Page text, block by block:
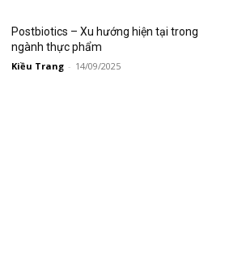
Postbiotics – Xu hướng hiện tại trong
ngành thực phẩm
Kiều Trang - 14/09/2025